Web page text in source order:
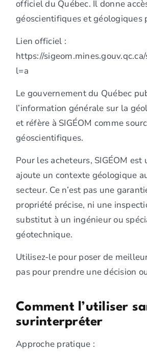
officiel du Québec. Il donne
géoscientifiques et géologiques
Lien officiel :
https://
l=a
Le gouvernement du Québec
l’information générale sur la
et réfère à SIGÉOM comme
géoscientifiques.
Pour les acheteurs, SIGÉOM est
ajoute un contexte géologique
secteur. Ce n’est pas une
propriété précise, ni une
substitut à un ingénieur ou
géotechnique.
Utilisez-le pour poser de
pas pour prendre une décision
Comment l’utiliser
surinterpréter
Approche pratique :